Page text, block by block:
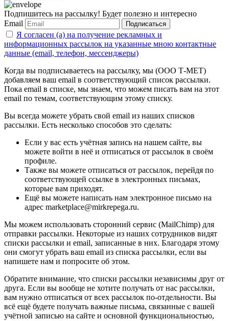
Подпишитесь на рассылку! Будет полезно и интересно
Email
Подписаться
Я согласен (а) на получение рекламных и
информационных рассылок на указанные мною контактные
данные (email, телефон, мессенджеры)
Когда вы подписываетесь на рассылку, мы (ООО Т-МЕТ)
добавляем ваш email в соответствующий список рассылки.
Пока email в списке, мы знаем, что можем писать вам на этот
email по темам, соответствующим этому списку.
Вы всегда можете убрать свой email из наших списков
рассылки. Есть несколько способов это сделать:
Если у вас есть учётная запись на нашем сайте, вы
можете войти в неё и отписаться от рассылок в своём
профиле.
Также вы можете отписаться от рассылок, перейдя по
соответствующей ссылке в электронных письмах,
которые вам приходят.
Ещё вы можете написать нам электронное письмо на
адрес marketplace@mirkrepega.ru.
Мы можем использовать сторонний сервис (MailChimp) для
отправки рассылки. Некоторые из наших сотрудников видят
списки рассылки и email, записанные в них. Благодаря этому
они смогут убрать ваш email из списка рассылки, если вы
напишете нам и попросите об этом.
Обратите внимание, что списки рассылки независимы друг от
друга. Если вы вообще не хотите получать от нас рассылки,
вам нужно отписаться от всех рассылок по-отдельности. Вы
всё ещё будете получать важные письма, связанные с вашей
учётной записью на сайте и основной функциональностью,